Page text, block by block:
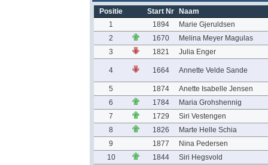
Positie Start Nr
Naam
1
1894
Marie Gjeruldsen
2
1670
Melina Meyer Magulas
3
1821 Julia Enger
4 1664 Annette Velde Sande
5 1874
Anette Isabelle Jensen
6
1784
Maria Grohshennig
7
1729
Siri Vestengen
8
1826
Marte Helle Schia
9
1877
Nina Pedersen
10
1844 Siri Hegsvold